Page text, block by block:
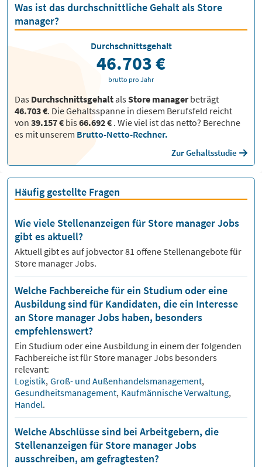
Was ist das durchschnittliche Gehalt als Store
manager?
Das DurchschnittsgehaltalsStore managerbeträgt
46.703 €. Die Gehaltsspanne in diesem Berufsfeld reicht
von 39.157 € bis66.692 € . Wie viel ist das netto? Berechne
es mit unserem Brutto-Netto-Rechner.
Zur Gehaltsstudie
Durchschnittsgehalt
46.703 €
brutto pro Jahr
Häufig gestellte Fragen
Wie viele Stellenanzeigen für Store manager Jobs
gibt es aktuell?
Aktuell gibt es auf jobvector81 offene Stellenangebote für
Store manager Jobs.
Welche Fachbereiche für ein Studium oder eine
Ausbildung sind für Kandidaten, die ein Interesse
an Store manager Jobs haben, besonders
empfehlenswert?
Ein Studium oder eine Ausbildung in einem der folgenden
Fachbereiche ist für Store managerJobs besonders
relevant:
Logistik, Groß- und Außenhandelsmanagement,
Gesundheitsmanagement, Kaufmännische Verwaltung,
Handel.
Welche Abschlüsse sind bei Arbeitgebern, die
Stellenanzeigen für Store manager Jobs
ausschreiben, am gefragtesten?